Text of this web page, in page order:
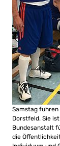
Samstag
Dorstfeld. Sie
Bundesanstalt
die